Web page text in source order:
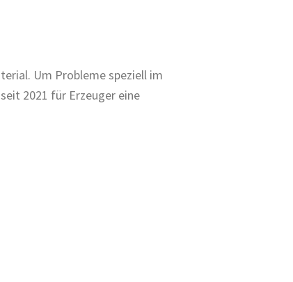
Um Probleme speziell im
2021 für Erzeuger eine